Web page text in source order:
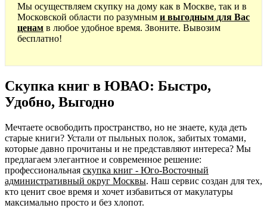
Мы осуществляем скупку на дому как в Москве, так и в
Московской области по разумным и выгодным для Вас
ценам в любое удобное время. Звоните. Вывозим
бесплатно!
Скупка книг в ЮВАО: Быстро,
Удобно, Выгодно
Мечтаете освободить пространство, но не знаете, куда деть
старые книги? Устали от пыльных полок, забитых томами,
которые давно прочитаны и не представляют интереса? Мы
предлагаем элегантное и современное решение:
профессиональная скупка книг - Юго-Восточный
административный округ Москвы. Наш сервис создан для тех,
кто ценит свое время и хочет избавиться от макулатуры
максимально просто и без хлопот.